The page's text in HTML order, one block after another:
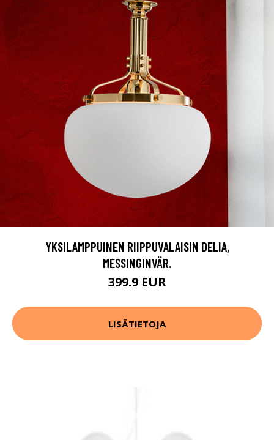
YKSILAMPPUINEN RIIPPUVALAISIN DELIA,
MESSINGINVÄR.
399.9 EUR
LISÄTIETOJA